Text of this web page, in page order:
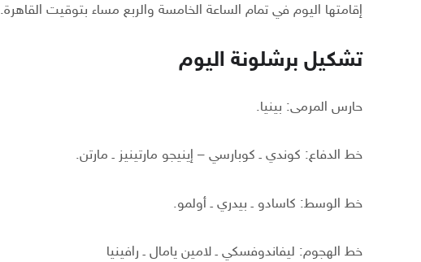
إقامتها اليوم في تمام الساعة الخامسة والربع مساء بتوقيت القاهرة.
تشكيل برشلونة اليوم
حارس المرمى: بينيا.
خط الدفاع: كوندي ـ كوبارسي – إينيجو مارتينيز ـ مارتن.
خط الوسط: كاسادو ـ بيدري ـ أولمو.
خط الهجوم: ليفاندوفسكي ـ لامين يامال ـ رافينيا